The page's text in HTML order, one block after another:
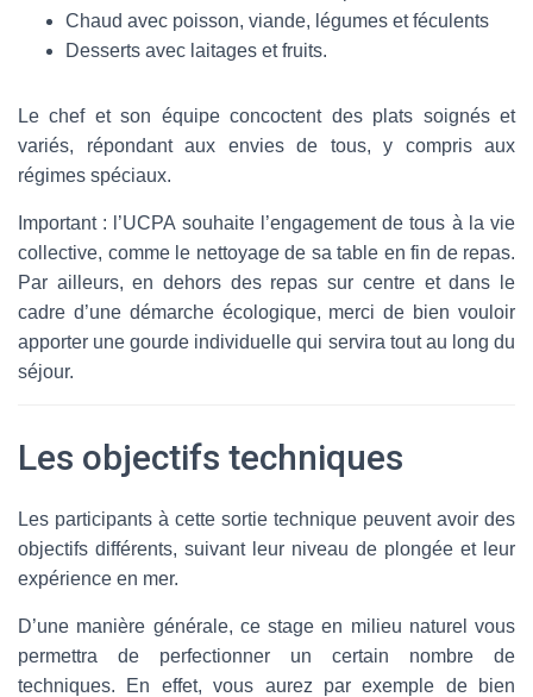
Chaud avec poisson, viande, légumes et féculents
Desserts avec laitages et fruits.
Le chef et son équipe concoctent des plats soignés et
variés, répondant aux envies de tous, y compris aux
régimes spéciaux.
Important : l’UCPA souhaite l’engagement de tous à la vie
collective, comme le nettoyage de sa table en fin de repas.
Par ailleurs, en dehors des repas sur centre et dans le
cadre d’une démarche écologique, merci de bien vouloir
apporter une gourde individuelle qui servira tout au long du
séjour.
Les objectifs techniques
Les participants à cette sortie technique peuvent avoir des
objectifs différents, suivant leur niveau de plongée et leur
expérience en mer.
D’une manière générale, ce stage en milieu naturel vous
permettra de perfectionner un certain nombre de
techniques. En effet, vous aurez par exemple de bien